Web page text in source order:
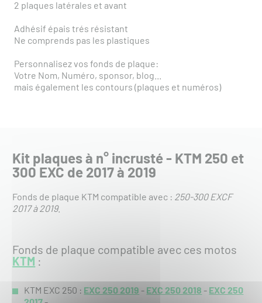
2 plaques latérales et avant
Adhésif épais trés résistant
Ne comprends pas les plastiques
Personnalisez vos fonds de plaque:
Votre Nom, Numéro, sponsor, blog...
mais également les contours (plaques et numéros)
Kit plaques à n° incrusté - KTM 250 et
300 EXC de 2017 à 2019
Fonds de plaque KTM compatible avec : 250-300 EXCF
2017 à 2019.
Fonds de plaque compatible avec ces motos
KTM :
KTM EXC 250 : EXC 250 2019 - EXC 250 2018 - EXC 250